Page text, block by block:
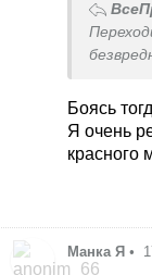
Боясь
Я очень
красного
Манка Я •